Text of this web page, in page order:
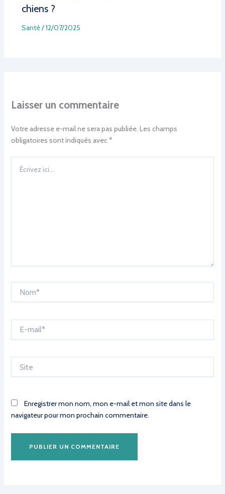
chiens ?
Santé/12/07/2025
Laisser un commentaire
Votre adresse e-mail ne sera pas publiée. Les champs
obligatoires sont indiqués avec *
ici…
mail*
Enregistrer mon nom, mon e-mail et mon site dans le
navigateur pour mon prochain commentaire.